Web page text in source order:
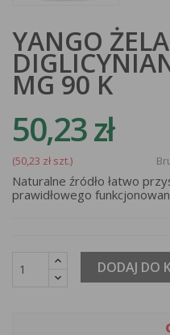
YANGO
MG 90 K
50,23 zł
(50,23 zł szt.)
Naturalne źródło łatwo
prawidłowego
DODAJ DO